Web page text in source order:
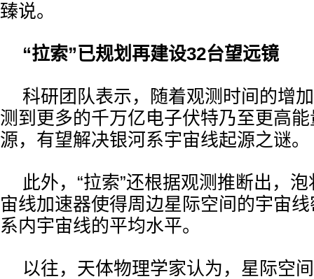
臻说。
“拉索”已规划再建设32台望远镜
科研团队表示，随着观测时间的增
测到更多的千万亿电子伏特乃至更高
源，有望解决银河系宇宙线起源之谜。
此外，“拉索”还根据观测推断出，
宙线加速器使得周边星际空间的宇宙
系内宇宙线的平均水平。
以往，天体物理学家认为，星际空